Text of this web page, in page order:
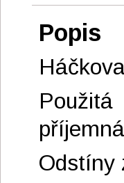
Popis
Odstíny